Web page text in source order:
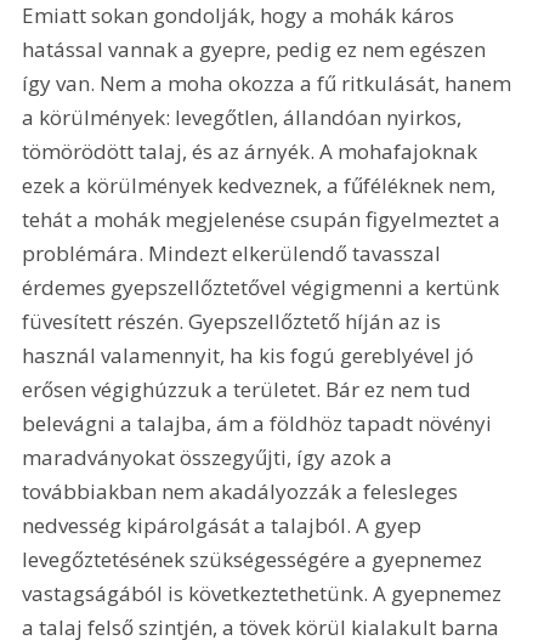
Emiatt sokan gondolják, hogy a mohák káros
hatással vannak a gyepre, pedig ez nem egészen
így van. Nem a moha okozza a fű ritkulását, hanem
a körülmények: levegőtlen, állandóan nyirkos,
tömörödött talaj, és az árnyék. A mohafajoknak
ezek a körülmények kedveznek, a fűféléknek nem,
tehát a mohák megjelenése csupán figyelmeztet a
problémára. Mindezt elkerülendő tavasszal
érdemes gyepszellőztetővel végigmenni a kertünk
füvesített részén. Gyepszellőztető híján az is
használ valamennyit, ha kis fogú gereblyével jó
erősen végighúzzuk a területet. Bár ez nem tud
belevágni a talajba, ám a földhöz tapadt növényi
maradványokat összegyűjti, így azok a
továbbiakban nem akadályozzák a felesleges
nedvesség kipárolgását a talajból. A gyep
levegőztetésének szükségességére a gyepnemez
vastagságából is következtethetünk. A gyepnemez
a talaj felső szintjén, a tövek körül kialakult barna